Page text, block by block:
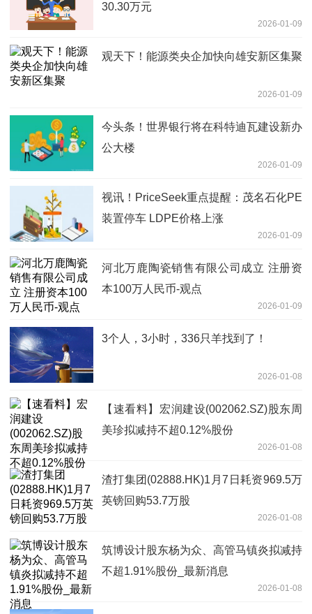
30.30万元
2026-01-09
观天下！能源类央企加快向雄安新区集聚
2026-01-09
今头条！世界银行将在科特迪瓦建设新办
公大楼
2026-01-09
视讯！PriceSeek重点提醒：茂名石化PE
装置停车 LDPE价格上涨
2026-01-09
河北万鹿陶瓷销售有限公司成立 注册资
本100万人民币-观点
2026-01-09
3个人，3小时，336只羊找到了！
2026-01-08
【速看料】宏润建设(002062.SZ)股东周
美珍拟减持不超0.12%股份
2026-01-08
渣打集团(02888.HK)1月7日耗资969.5万
英镑回购53.7万股
2026-01-08
筑博设计股东杨为众、高管马镇炎拟减持
不超1.91%股份_最新消息
2026-01-08